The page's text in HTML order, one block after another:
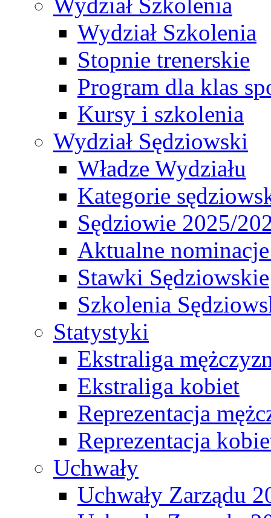
Wydział Szkolenia
Stopnie trenerskie
Program dla klas
Kursy i szkolenia
Wydział Sędziowski
Władze Wydziału
Kategorie
Sędziowie 2025/
Aktualne
Stawki Sędziowskie
Szkolenia
Statystyki
Ekstraliga
Ekstraliga kobiet
Reprezentacja
Reprezentacja
Uchwały
Uchwały Zarządu